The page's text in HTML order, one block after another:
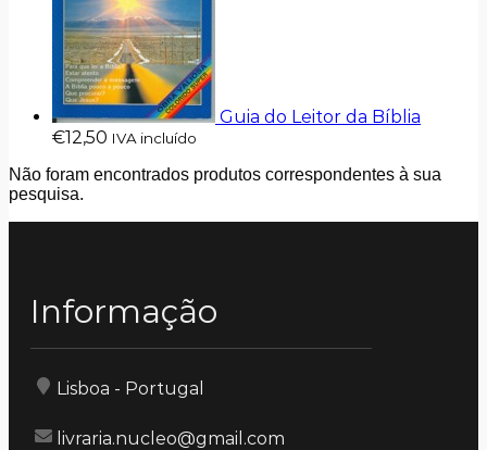
Guia do Leitor da Bíblia
€12,50 IVA incluído
Não foram encontrados produtos correspondentes à sua
pesquisa.
Informação
Lisboa - Portugal
livraria.nucleo@gmail.com